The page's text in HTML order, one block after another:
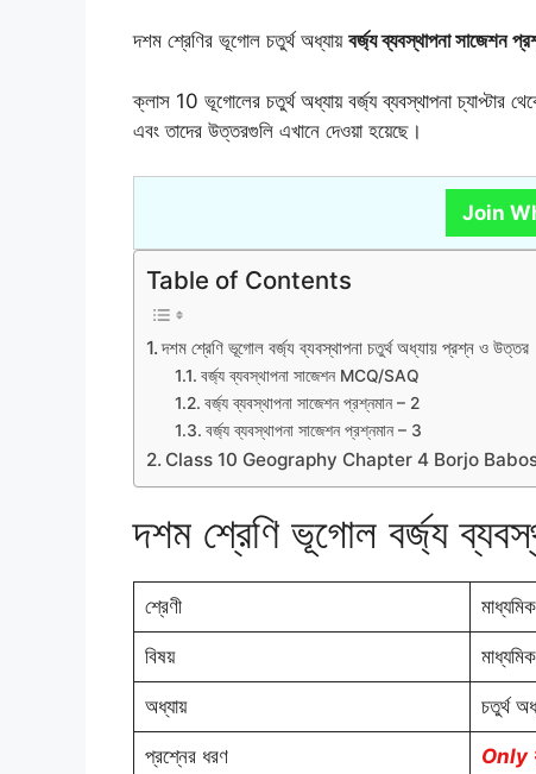
দশম শ্রেণির ভূগোল চতুর্থ অধ্যায় বর্জ্য ব্যবস্থাপনা সাজেশন
ক্লাস 10 ভূগোলের চতুর্থ অধ্যায় বর্জ্য ব্যবস্থাপনা চ্যাপ্টার
এবং তাদের উত্তরগুলি এখানে দেওয়া হয়েছে।
Join
Table of Contents
দশম শ্রেণি ভূগোল বর্জ্য ব্যবস্থাপনা চতুর্থ অধ্যায় প্রশ্ন ও উত্তর
বর্জ্য ব্যবস্থাপনা সাজেশন MCQ/SAQ
বর্জ্য ব্যবস্থাপনা সাজেশন প্রশ্নমান – 2
বর্জ্য ব্যবস্থাপনা সাজেশন প্রশ্নমান – 3
Class 10 Geography Chapter 4 Borjo
দশম শ্রেণি ভূগোল বর্জ্য
শ্রেণী
বিষয়
অধ্যায় চতুর্থ
প্রশ্নের ধরণ Only